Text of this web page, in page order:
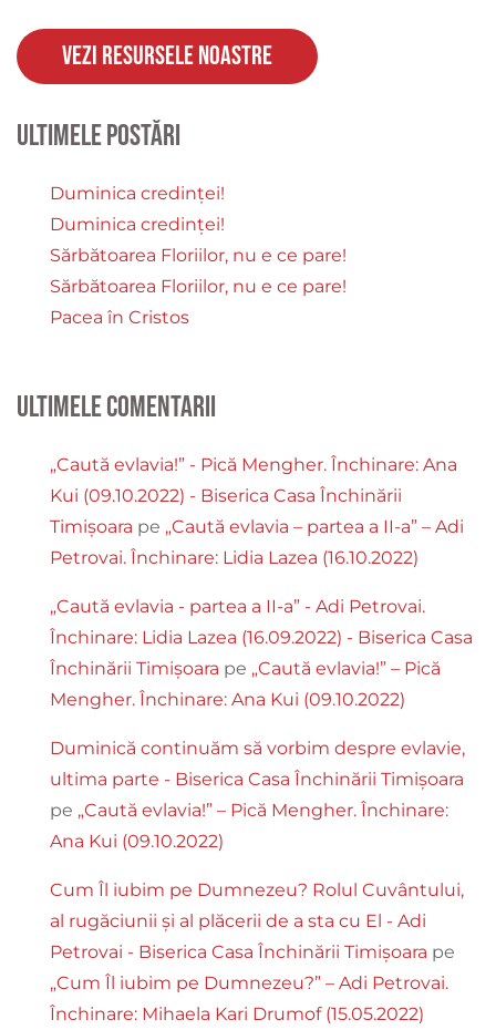
Vezi resursele noastre
Ultimele postări
Duminica credinței!
Duminica credinței!
Sărbătoarea Floriilor, nu e ce pare!
Sărbătoarea Floriilor, nu e ce pare!
Pacea în Cristos
Ultimele comentarii
„Caută evlavia!” - Pică Mengher. Închinare: Ana
Kui (09.10.2022) - Biserica Casa Închinării
Timișoara pe „Caută evlavia – partea a II-a” – Adi
Petrovai. Închinare: Lidia Lazea (16.10.2022)
„Caută evlavia - partea a II-a” - Adi Petrovai.
Închinare: Lidia Lazea (16.09.2022) - Biserica Casa
Închinării Timișoara pe „Caută evlavia!” – Pică
Mengher. Închinare: Ana Kui (09.10.2022)
Duminică continuăm să vorbim despre evlavie,
ultima parte - Biserica Casa Închinării Timișoara
pe „Caută evlavia!” – Pică Mengher. Închinare:
Ana Kui (09.10.2022)
Cum Îl iubim pe Dumnezeu? Rolul Cuvântului,
al rugăciunii și al plăcerii de a sta cu El - Adi
Petrovai - Biserica Casa Închinării Timișoara pe
„Cum Îl iubim pe Dumnezeu?” – Adi Petrovai.
Închinare: Mihaela Kari Drumof (15.05.2022)